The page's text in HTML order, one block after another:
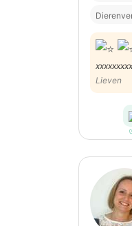
Lieven